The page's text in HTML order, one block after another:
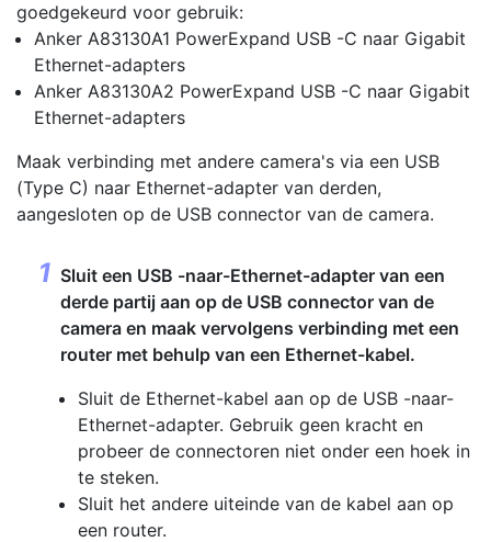
goedgekeurd voor gebruik:
Anker A83130A1 PowerExpand USB -C naar Gigabit
Ethernet-adapters
Anker A83130A2 PowerExpand USB -C naar Gigabit
Ethernet-adapters
Maak verbinding met andere camera's via een USB
(Type C) naar Ethernet-adapter van derden,
aangesloten op de USB connector van de camera.
Sluit een USB -naar-Ethernet-adapter van een
derde partij aan op de USB connector van de
camera en maak vervolgens verbinding met een
router met behulp van een Ethernet-kabel.
Sluit de Ethernet-kabel aan op de USB -naar-
Ethernet-adapter. Gebruik geen kracht en
probeer de connectoren niet onder een hoek in
te steken.
Sluit het andere uiteinde van de kabel aan op
een router.